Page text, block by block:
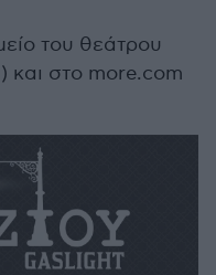
του θεάτρου
και στο more.com